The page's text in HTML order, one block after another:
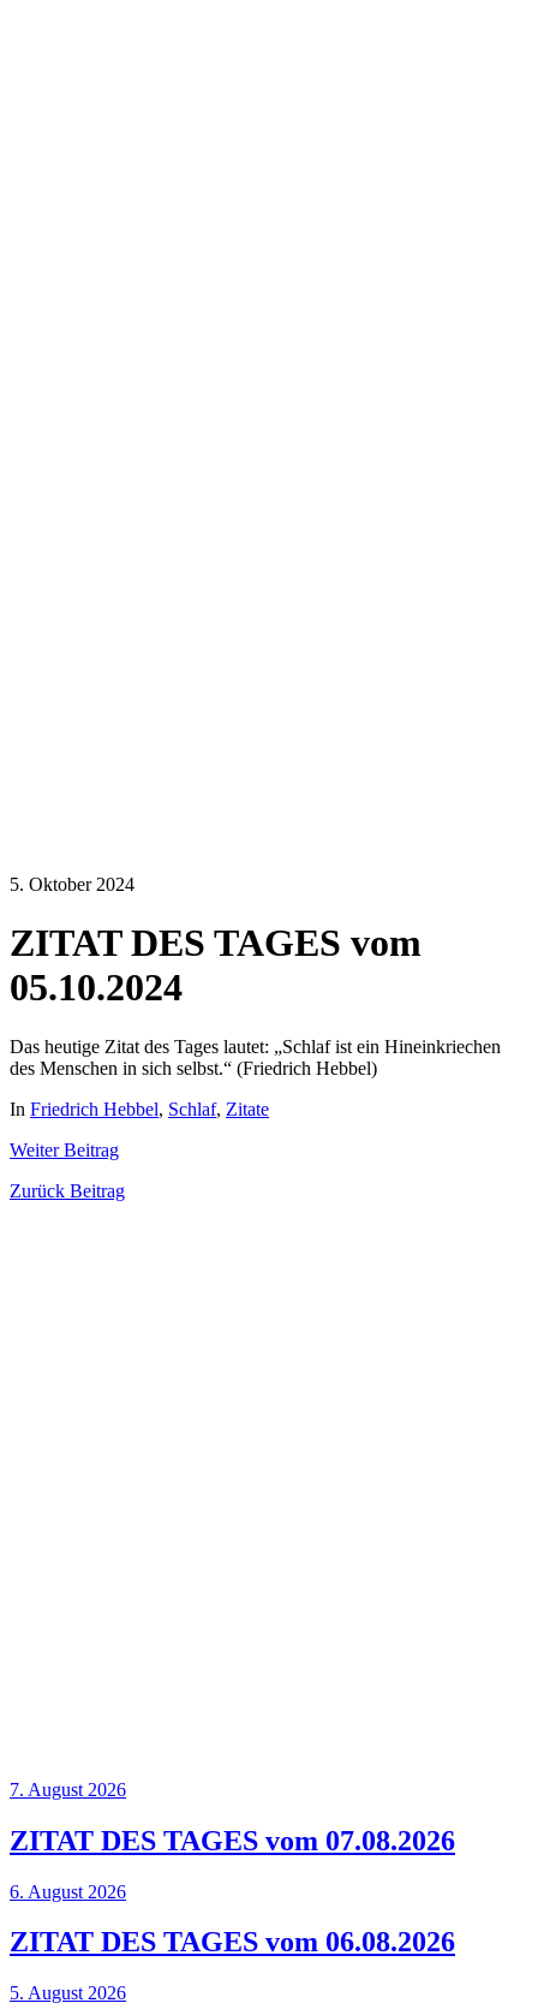
5. Oktober 2024
ZITAT DES TAGES vom
05.10.2024
Das heutige Zitat des Tages lautet: „Schlaf ist ein Hineinkriechen
des Menschen in sich selbst.“ (Friedrich Hebbel)
In Friedrich Hebbel, Schlaf, Zitate
WeiterBeitrag
Zurück Beitrag
7. August 2026
ZITAT DES TAGES vom 07.08.2026
6. August 2026
ZITAT DES TAGES vom 06.08.2026
5. August 2026